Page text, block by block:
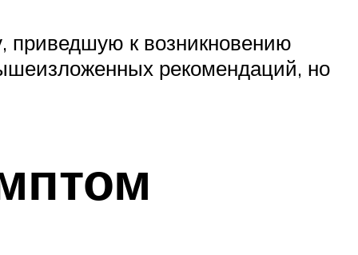
приведшую к возникновению
рекомендаций, но